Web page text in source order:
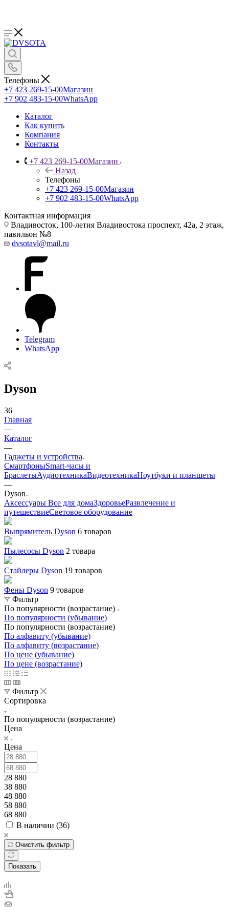
Телефоны
+7 423 269-15-00Магазин
+7 902 483-15-00WhatsApp
Каталог
Как купить
Компания
Контакты
+7 423 269-15-00Магазин
Назад
Телефоны
+7 423 269-15-00Магазин
+7 902 483-15-00WhatsApp
Контактная информация
Владивосток, 100-летия Владивостока проспект, 42а, 2 этаж,
павильон №8
dvsotavl@mail.ru
Telegram
WhatsApp
Dyson
36
Главная
—
Каталог
—
Гаджеты и устройства
СмартфоныSmart-часы и
БраслетыАудиотехникаВидеотехникаНоутбуки и планшеты
—
Dyson
Аксессуары Все для домаЗдоровьеРазвлечение и
путешествиеСветовое оборудование
Выпрямитель Dyson 6 товаров
Пылесосы Dyson 2 товара
Стайлеры Dyson 19 товаров
Фены Dyson 9 товаров
Фильтр
По популярности (возрастание)
По популярности (убывание)
По популярности (возрастание)
По алфавиту (убывание)
По алфавиту (возрастание)
По цене (убывание)
По цене (возрастание)
Фильтр
Сортировка
По популярности (возрастание)
Цена
Цена
28 880
38 880
48 880
58 880
68 880
В наличии (36)
Очистить фильтр
Показать